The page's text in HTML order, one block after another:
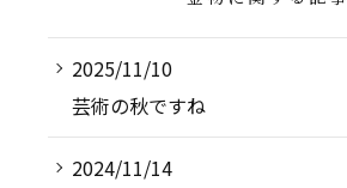
2025/11/10
芸術の秋ですね
2024/11/14